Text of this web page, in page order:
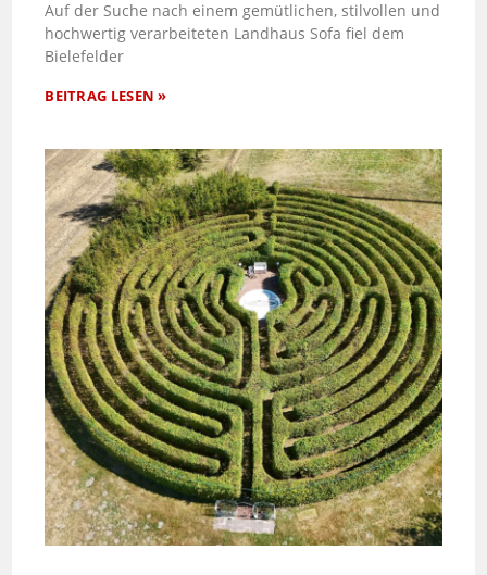
Auf der Suche nach einem gemütlichen, stilvollen und
hochwertig verarbeiteten Landhaus Sofa fiel dem
Bielefelder
BEITRAG LESEN »